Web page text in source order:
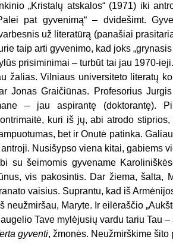
„Kristalų atskalos“ (1971) iki
pat gyvenimą“ – dvidešimt.
už literatūrą (panašiai
taip arti gyvenimo, kad joks
prisiminimai – turbūt tai jau 1970-
žalias. Vilniaus universiteto literatų
Jonas Graičiūnas. Profesorius
– jau aspirantę (doktorantę).
kuri iš jų, abi atrodo
bet ir Onutė patinka.
Nusišypso viena kitai, gabiems
su šeimomis gyvename
vis pakosintis. Dar žiema, šalta,
vaisius. Suprantu, kad iš
neužmiršau, Maryte. Ir eilėraščio
Tave mylėjusių vardu tariu Tau –
gyventi, žmonės. Neužmirškime šito